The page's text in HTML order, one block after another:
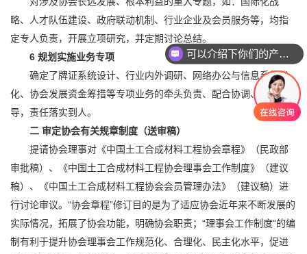
略、人才队伍建设、政府联动机制、行业企业及会员服务等，均指
定专人负责，开展立项研究，并定期讨论总结。
6 规划实施业务专项
确定了牌证系统设计、行业内外调研、网络办公与信息系统优
化、协会发展资金筹措等专项业务的牵头负责、配合协调、分管领
导，责任落实到人。
二 审定协会有关规章制度（送审稿）
提请协会理事对《中国土工合成材料工程协会章程》（民政部
审批稿）、《中国土工合成材料工程协会理事会工作制度》（建议
稿）、《中国土工合成材料工程协会会员管理办法》（建议稿）进
行讨论审议。“协会章程”修订目的是为了适应协会近年来不断发展的
实际情况，拓展了协会功能，明确协会职责；“理事会工作制度”的编
制有利于提升协会理事会工作规范化、合理化、民主化水平，促进
可以介绍下你们的产品么